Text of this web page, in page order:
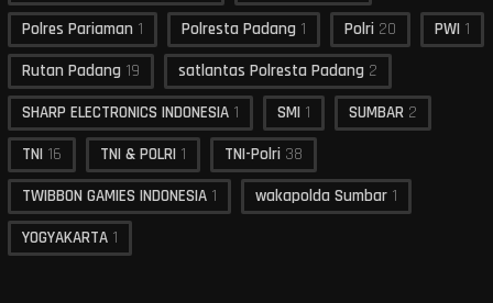
Polres Pariaman 1 Polresta Padang 1 Polri 20 PWI 1
Rutan Padang 19 satlantas Polresta Padang 2
SHARP ELECTRONICS INDONESIA 1 SMI 1 SUMBAR 2
TNI 16 TNI & POLRI 1 TNI-Polri 38
TWIBBON GAMIES INDONESIA 1 wakapolda Sumbar 1
YOGYAKARTA 1